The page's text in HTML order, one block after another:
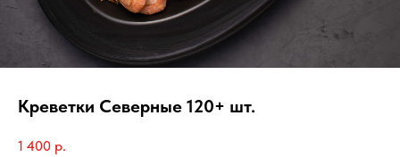
Креветки Северные 120+ шт.
1 400 р.